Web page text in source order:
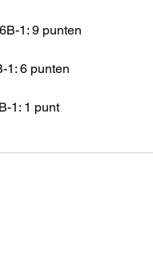
1: 9 punten
1: 6 punten
1: 1 punt